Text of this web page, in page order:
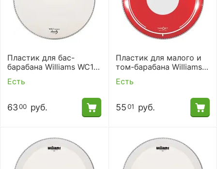
Пластик для бас-
барабана Williams WC1-
Есть
6300 руб.
Пластик для малого и
том-барабана Williams
Есть
5501 руб.